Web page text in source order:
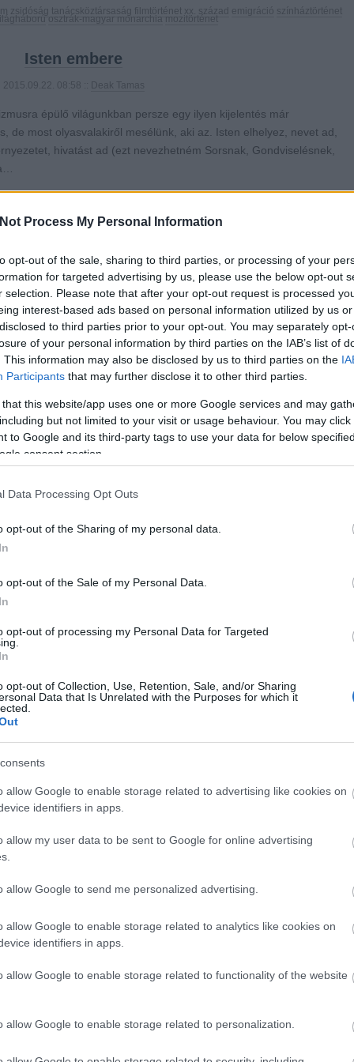
Process My Personal Information
opt-out of the sale, sharing to third parties, or processing of your
for targeted advertising by us, please use the below opt-out
selection. Please note that after your opt-out request is processed
interest-based ads based on personal information utilized by us
to third parties prior to your opt-out. You may separately
of your personal information by third parties on the IAB’s list of
This information may also be disclosed by us to third parties on the
Participants that may further disclose it to other third parties.
that this website/app uses one or more Google services and may
but not limited to your visit or usage behaviour. You may
to Google and its third-party tags to use your data for below
consent section.
Data Processing Opt Outs
opt-out of the Sharing of my personal data.
opt-out of the Sale of my Personal Data.
opt-out of processing my Personal Data for Targeted
opt-out of Collection, Use, Retention, Sale, and/or Sharing
Data that Is Unrelated with the Purposes for which it
allow Google to enable storage related to advertising like cookies on
identifiers in apps.
allow my user data to be sent to Google for online advertising
allow Google to send me personalized advertising.
allow Google to enable storage related to analytics like cookies on
identifiers in apps.
allow Google to enable storage related to functionality of the website
allow Google to enable storage related to personalization.
zsidóság tanácsköztársaság filmtörténet xx. század emigráció színháztörténet
osztrák-magyar monarchia mozitörténet
Isten embere
2015.09.22. 08:58 :: Deak Tamas
épülő világunkban persze egy ilyen kijelentés már
de most olyasvalakiről mesélünk, aki az. Isten elhelyez, nevet ad,
hivatást ad (ezt nevezhetném Sorsnak, Gondviselésnek,
komment
india képzőművészet filmtörténet xx. század
magyar migránsfilmet mutatunk
2015.09.05. 01:49 ::mkurutz
számunkra ismeretlen, mivel álmunkban sem gondoltuk, hogy ilyen
és keresni kellene. Még a készítője sorsáról sem tudott egyetlen
lexikon-szócikk sem, pedig a harmincas-negyvenes évek magyar
werkfilmet találtunk!
a szememnek, amikor megpillantottam a hatperces részletet egy
aztán egyértelművé vált, hogy 1937 júniusában járok a "120-
forgatásán! A csaknem 80 évvel ezelőtt készült werkfilm mostantól
filmtörténet xx. század filmarchívum kultúrtörténet sztárkultusz
élet 4 felvonásban
van Szeleczky Zita születésének századik évfordulója. A jubileum
visszhangot, mint tavaly Tolnay Klárié, pedig pályájuk valaha
jutott el a zenitre. Egyformán voltak a legnépszerűbbek és